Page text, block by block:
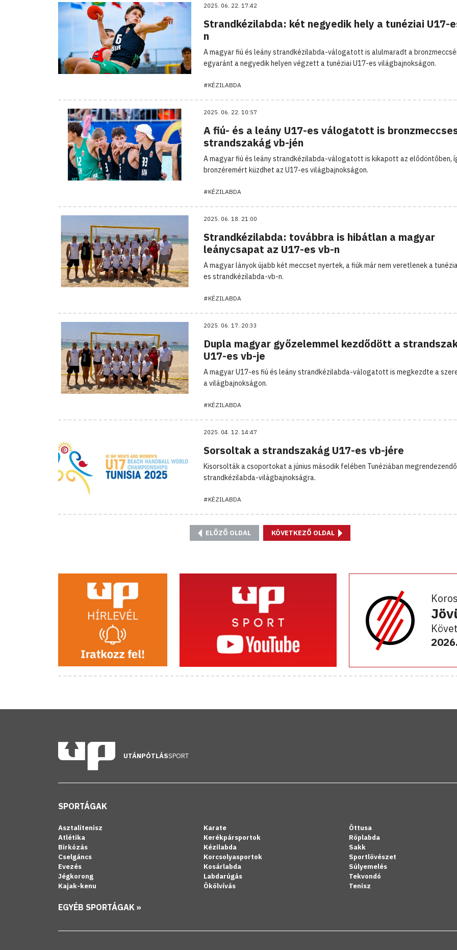
2025. 06. 22. 17:42
Strandkézilabda: két negyedik hely a tunéziai U17-
n
A magyar fiú és leány strandkézilabda-válogatott is alulmaradt a
egyaránt a negyedik helyen végzett a tunéziai U17-es világbajnokságon.
#KÉZILABDA
2025. 06. 22. 10:57
A fiú- és a leány U17-es válogatott is
strandszakág vb-jén
A magyar fiú és leány strandkézilabda-válogatott is kikapott az elődöntőben,
bronzéremért küzdhet az U17-es világbajnokságon.
#KÉZILABDA
2025. 06. 18. 21:00
Strandkézilabda: továbbra is hibátlan a magyar
leánycsapat az U17-es vb-n
A magyar lányok újabb két meccset nyertek, a fiúk már nem veretlenek a
es strandkézilabda-vb-n.
#KÉZILABDA
2025. 06. 17. 20:33
Dupla magyar győzelemmel kezdődött a
U17-es vb-je
A magyar U17-es fiú és leány strandkézilabda-válogatott is megkezdte a
a világbajnokságon.
#KÉZILABDA
2025. 04. 12. 14:47
Sorsoltak a strandszakág U17-es vb-jére
Kisorsolták a csoportokat a június második felében Tunéziában
strandkézilabda-világbajnokságra.
#KÉZILABDA
ELŐZŐ OLDAL KÖVETKEZŐ OLDAL
UTÁNPÓTLÁSSPORT
SPORTÁGAK
Asztalitenisz
Atlétika
Birkózás
Cselgáncs
Evezés
Jégkorong
Kajak-kenu
Karate
Kerékpársportok
Kézilabda
Korcsolyasportok
Kosárlabda
Labdarúgás
Ökölvívás
Öttusa
Röplabda
Sakk
Sportlövészet
Súlyemelés
Tekvondó
Tenisz
EGYÉB SPORTÁGAK »